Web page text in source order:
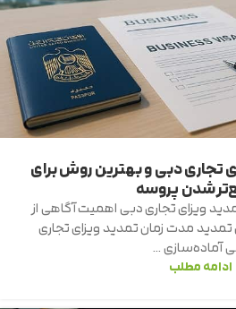
تجاری دبی و بهترین روش برای
شدن پروسه
ویزای تجاری دبی اهمیت آگاهی از
تمدید مدت زمان تمدید ویزای تجاری
آماده‌سازی ...
ادامه مطلب